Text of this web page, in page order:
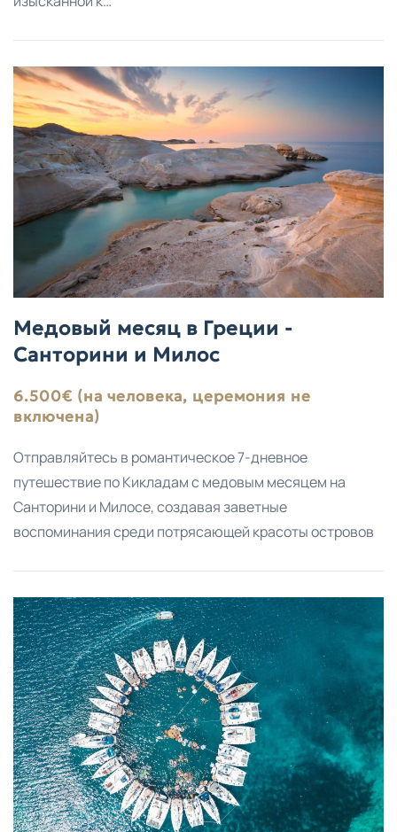
Медовый месяц в Греции -
Санторини и Милос
6.500€ (на человека, церемония не
включена)
Oтправляйтесь в романтическое 7-дневное
путешествие по Кикладам с медовым месяцем на
Санторини и Милосе, создавая заветные
воспоминания среди потрясающей красоты островов